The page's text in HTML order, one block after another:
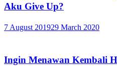
Aku Give Up?
7 August 201929 March 2020
Ingin Menawan Kembali